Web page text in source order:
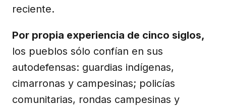
reciente.
Por propia experiencia de cinco siglos,
los pueblos sólo confían en sus
autodefensas: guardias indígenas,
cimarronas y campesinas; policías
comunitarias, rondas campesinas y